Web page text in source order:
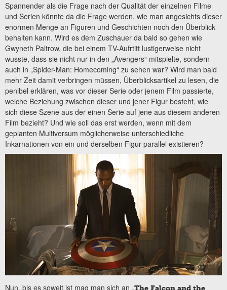
Spannender als die Frage nach der Qualität der einzelnen Filme
und Serien könnte da die Frage werden, wie man angesichts dieser
enormen Menge an Figuren und Geschichten noch den Überblick
behalten kann. Wird es dem Zuschauer da bald so gehen wie
Gwyneth Paltrow, die bei einem TV-Aufrtitt lustigerweise nicht
wusste, dass sie nicht nur in den „Avengers“ mitspielte, sondern
auch in „Spider-Man: Homecoming“ zu sehen war? Wird man bald
mehr Zeit damit verbringen müssen, Überblicksartikel zu lesen, die
penibel erklären, was vor dieser Serie oder jenem Film passierte,
welche Beziehung zwischen dieser und jener Figur besteht, wie
sich diese Szene aus der einen Serie auf jene aus diesem anderen
Film bezieht? Und wie soll das erst werden, wenn mit dem
geplanten Multiversum möglicherweise unterschiedliche
Inkarnationen von ein und derselben Figur parallel existieren?
Nun, bis es soweit ist mag man sich an „The Falcon and the